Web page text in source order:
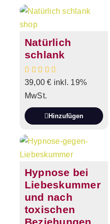
Natürlich
schlank
39,00€ inkl. 19%
MwSt.
Hinzufügen
Hypnose bei
Liebeskummer
und nach
toxischen